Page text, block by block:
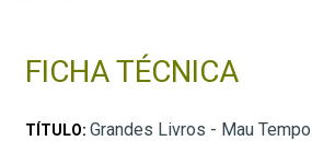
FICHA TÉCNICA
TÍTULO: Grandes Livros - Mau